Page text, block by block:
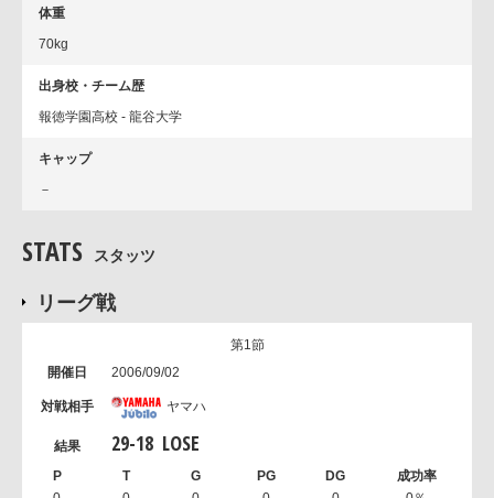
体重
70kg
出身校・チーム歴
報徳学園高校 - 龍谷大学
キャップ
－
STATS スタッツ
リーグ戦
第1節
2006/09/02
ヤマハ
29-18 LOSE